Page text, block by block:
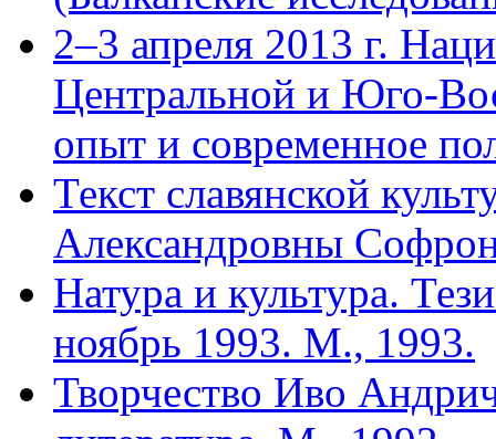
2–3 апреля 2013 г.
Центральной и Юго-
опыт и современное
Текст славянской
Александровны
Натура и культура.
ноябрь 1993. М., 1993.
Творчество Иво